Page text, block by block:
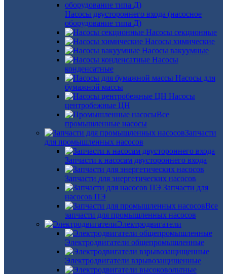
Насосы двустороннего входа (насосное
оборудование типа Д)
Насосы секционные
Насосы химические
Насосы вакуумные
Насосы
конденсатные
Насосы для
бумажной массы
Насосы
центробежные ЦН
Все
промышленные насосы
Запчасти
для промышленных насосов
Запчасти к насосам двустороннего входа
Запчасти для энергетических насосов
Запчасти для
насосов ПЭ
Все
запчасти для промышленных насосов
Электродвигатели
Электродвигатели общепромышленные
Электродвигатели взрывозащищенные